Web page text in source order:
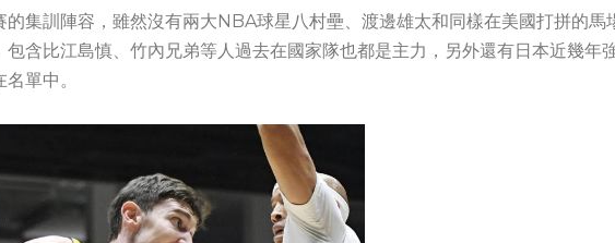
的集訓陣容，雖然沒有兩大NBA球星八村壘、渡邊雄太和同樣在美國打拼的馬
包含比江島慎、竹內兄弟等人過去在國家隊也都是主力，另外還有日本近幾年
單中。